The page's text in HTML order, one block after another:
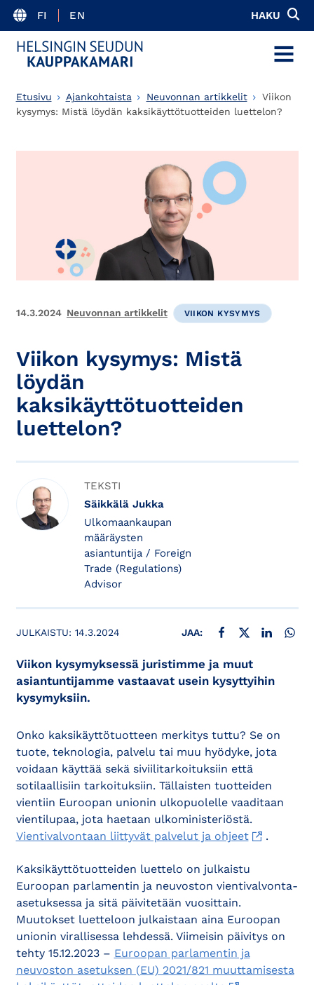
FI EN HAKU
MENU
Etusivu Ajankohtaista Neuvonnan artikkelit
Viikon
kysymys: Mistä löydän kaksikäyttötuotteiden luettelon?
14.3.2024 Neuvonnan artikkelit VIIKON KYSYMYS
Viikon kysymys: Mistä
löydän
kaksikäyttötuotteiden
luettelon?
TEKSTI
Säikkälä Jukka
Ulkomaankaupan
määräysten
asiantuntija / Foreign
Trade (Regulations)
Advisor
JULKAISTU: 14.3.2024 JAA: JAA FACEBOOKISSA
JAA X:SSÄ JAA
Viikon kysymyksessä juristimme ja muut
asiantuntijamme vastaavat usein kysyttyihin
kysymyksiin.
Onko kaksikäyttötuotteen merkitys tuttu? Se on
tuote, teknologia, palvelu tai muu hyödyke, jota
voidaan käyttää sekä siviilitarkoituksiin että
sotilaallisiin tarkoituksiin. Tällaisten tuotteiden
vientiin Euroopan unionin ulkopuolelle vaaditaan
vientilupaa, jota haetaan ulkoministeriöstä.
Vientivalvontaan liittyvät palvelut ja ohjeet
.
Kaksikäyttötuotteiden luettelo on julkaistu
Euroopan parlamentin ja neuvoston vientivalvonta-
asetuksessa ja sitä päivitetään vuosittain.
Muutokset luetteloon julkaistaan aina Euroopan
unionin virallisessa lehdessä. Viimeisin päivitys on
tehty 15.12.2023 – Euroopan parlamentin ja
neuvoston asetuksen (EU) 2021/821 muuttamisesta